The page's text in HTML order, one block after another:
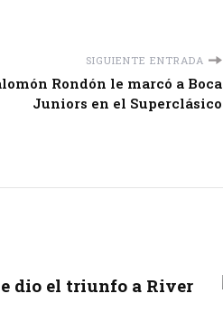
SIGUIENTE ENTRADA
Rondón le marcó a Boca
Juniors en el Superclásico
dio el triunfo a River